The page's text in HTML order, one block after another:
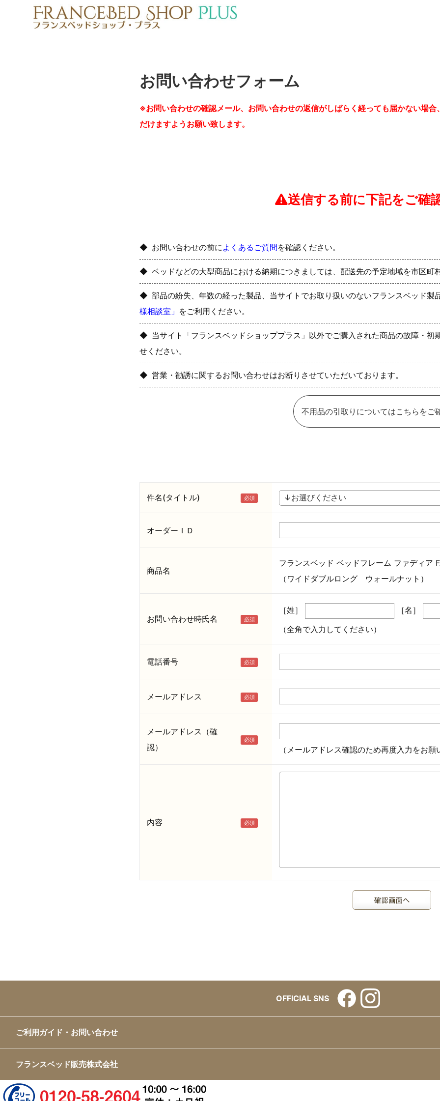
お問い合わせフォーム
※お問い合わせの確認メール、お問い合わせの返信がしばらく経っても届かない場
だけますようお願い致します。
送信する前に下記をご確
お問い合わせの前に よくあるご質問を確認ください。
ベッドなどの大型商品における納期につきましては、配送先の予定地域を市区町
部品の紛失、年数の経った製品、当サイトでお取り扱いのないフランスベッド製
様相談室」 をご利用ください。
当サイト「フランスベッドショッププラス」以外でご購入された商品の故障・
せください。
営業・勧誘に関するお問い合わせはお断りさせていただいております。
不用品の引取りについてはこちらをご
件名(タイトル)
オーダーＩＤ
商品名
フランスベッド ベッドフレーム ファディア
（ワイドダブルロング ウォールナット）
お問い合わせ時氏名
［姓］
［名］
（全角で入力してください）
電話番号
メールアドレス
メールアドレス（確
認）
（メールアドレス確認のため再度入力をお願
内容
OFFICIAL SNS
ご利用ガイド・お問い合わせ
フランスベッド販売株式会社